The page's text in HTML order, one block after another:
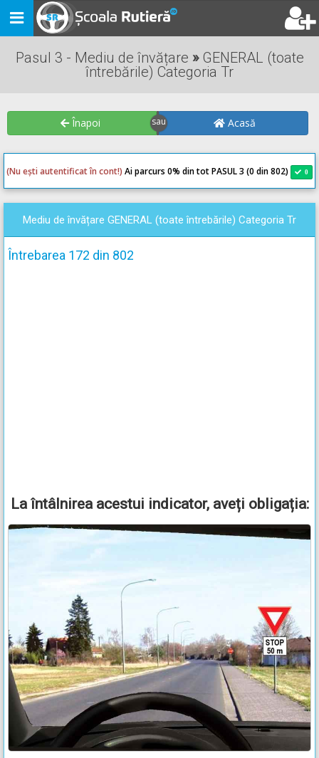
Toggle
navigation
Pasul 3 - Mediu de învățare »GENERAL (toate
întrebările) Categoria Tr
Înapoi Acasă
(Nu ești autentificat în cont!) Ai parcurs 0% din tot PASUL 3 (0 din 802) 0
Mediu de învățare GENERAL (toate întrebările) Categoria Tr
Întrebarea 172 din 802
La întâlnirea acestui indicator, aveți obligația: